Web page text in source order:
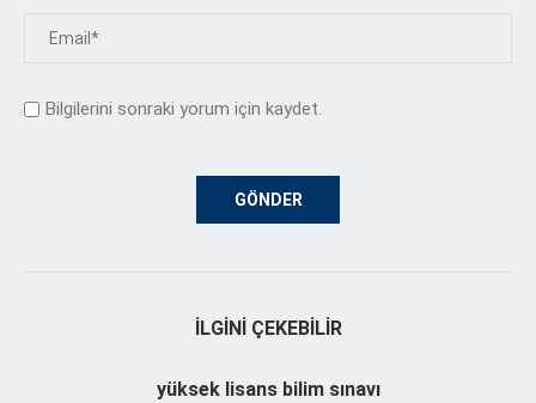
Bilgilerini sonraki yorum için kaydet.
İLGINI ÇEKEBILIR
yüksek lisans bilim sınavı